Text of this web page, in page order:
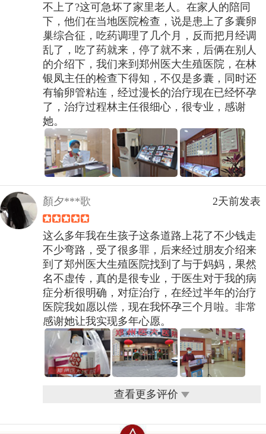
不上了?这可急坏了家里老人。在家人的陪同
下，他们在当地医院检查，说是患上了多囊卵
巢综合征，吃药调理了几个月，反而把月经调
乱了，吃了药就来，停了就不来，后俩在别人
的介绍下，我们来到郑州医大生殖医院，在林
银凤主任的检查下得知，不仅是多囊，同时还
有输卵管粘连，经过漫长的治疗现在已经怀孕
了，治疗过程林主任很细心，很专业，感谢
她。
顏夕***歌 2天前发表
这么多年我在生孩子这条道路上花了不少钱走
不少弯路，受了很多罪，后来经过朋友介绍来
到了郑州医大生殖医院找到了与于妈妈，果然
名不虚传，真的是很专业，于医生对于我的病
症分析很明确，对症治疗，在经过半年的治疗
医院我如愿以偿，现在我怀孕三个月啦。非常
感谢她让我实现多年心愿。
查看更多评价